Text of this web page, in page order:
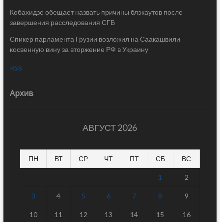
Кобахидзе обещает назвать причины блэкаутов после
завершения расследования СГБ
Спикер парламента Грузии возложил на Саакашвили
косвенную вину за вторжение РФ в Украину
RSS
Архив
АВГУСТ 2026
ПН ВТ СР ЧТ ПТ СБ ВС
1 2
3 4 5 6 7 8 9
10 11 12 13 14 15 16